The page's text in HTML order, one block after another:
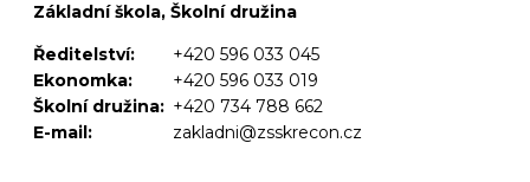
Základní škola, Školní družina
Ředitelství:
+420 596 033 045
Ekonomka:
+420 596 033 019
Školní družina: +420 734 788 662
E-mail:
zakladni@zsskrecon.cz